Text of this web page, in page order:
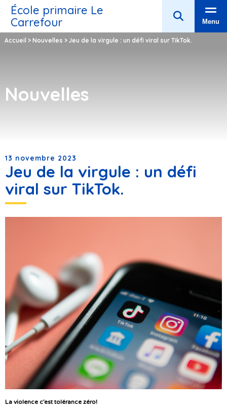
École primaire Le
Carrefour
Menu
Accueil > Nouvelles > Jeu de la virgule : un défi viral sur TikTok.
Nouvelles
13 novembre 2023
Jeu de la virgule : un défi
viral sur TikTok.
La violence c’est tolérance zéro!